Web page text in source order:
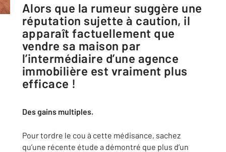
Alors que la rumeur suggère une
réputation sujette à caution, il
apparaît factuellement que
vendre sa maison par
l’intermédiaire d’une agence
immobilière est vraiment plus
efficace !
Des gains multiples.
Pour tordre le cou à cette médisance, sachez
qu’une récente étude a démontré que plus d’un